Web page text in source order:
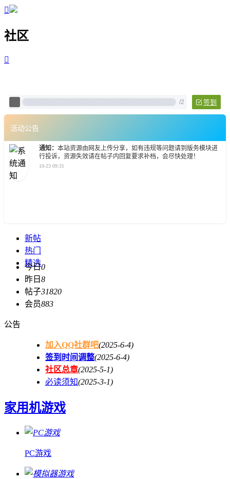

社区

Pixtech 社区 - 云计算、Linux
/2 签到
活动公告
通知： 本站资源由网友上传分享，如有违规等问题请到版务模块进
行投诉，资源失效请在帖子内回复要求补档，会尽快处理！
10-23 09:31
新帖
热门
精选
今日0
昨日 8
帖子31820
会员883
公告
加入QQ社群吧(2025-6-4)
签到时间调整(2025-6-4)
社区总章(2025-5-1)
必读须知(2025-3-1)
家用机游戏
PC游戏